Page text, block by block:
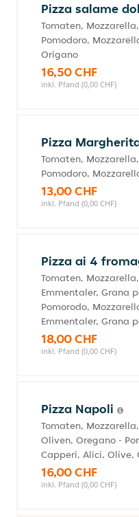
Pizza salame
Tomaten,
Pomodoro,
Origano
16,50 CHF
inkl. Pfand (0,00 CHF)
Pizza
Tomaten,
Pomodoro,
13,00 CHF
inkl. Pfand (0,00 CHF)
Pizza ai 4
Tomaten,
Emmentaler, Grana
Pomorodo,
Emmentaler, Grana
18,00 CHF
inkl. Pfand (0,00 CHF)
Pizza Napoli
Tomaten,
Oliven, Oregano -
Capperi, Alici, Olive,
16,00 CHF
inkl. Pfand (0,00 CHF)